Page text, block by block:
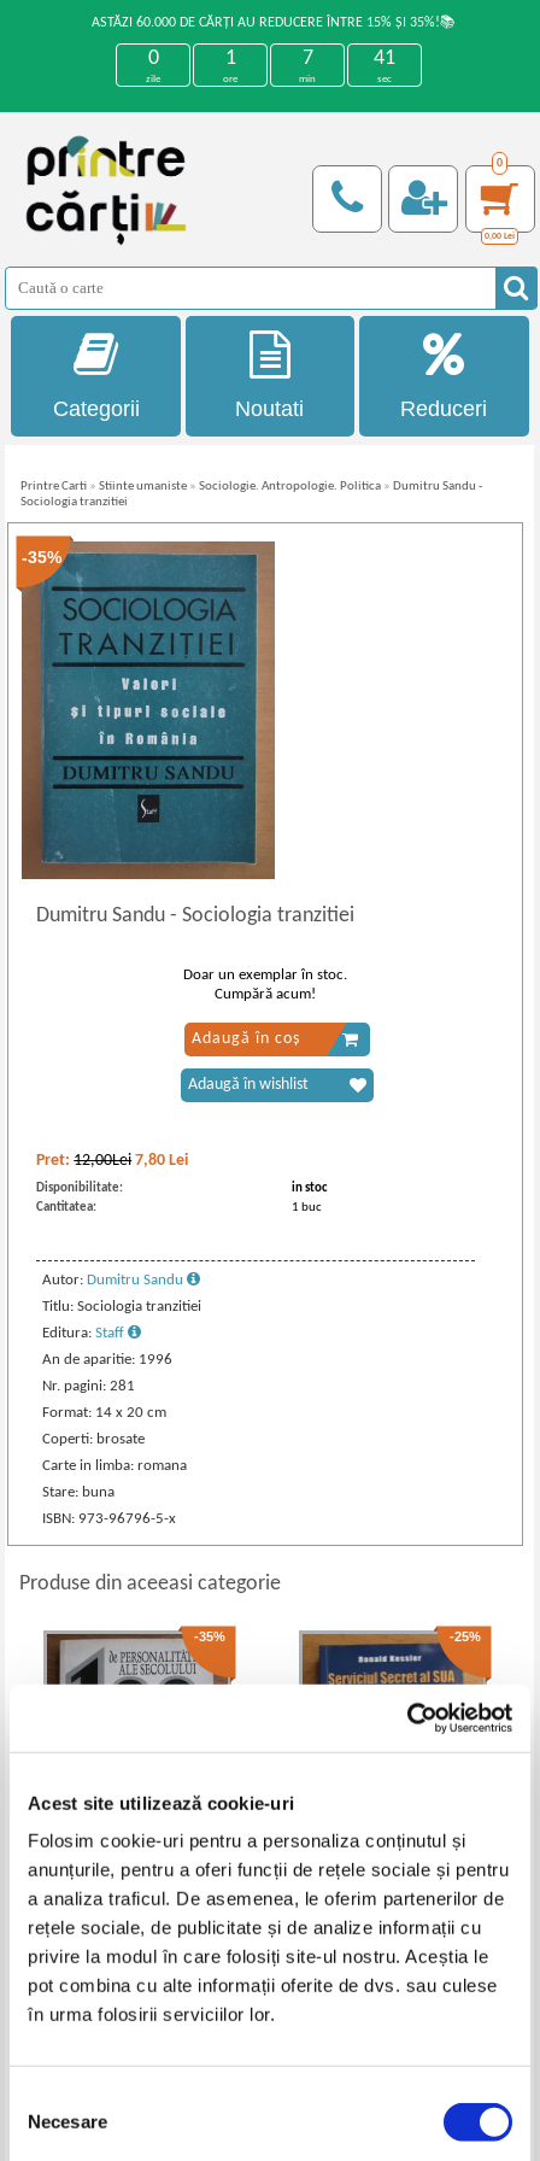
Acest site utilizează cookie-uri
Folosim cookie-uri pentru a personaliza conținutul și
anunțurile, pentru a oferi funcții de rețele sociale și pentru
a analiza traficul. De asemenea, le oferim partenerilor de
rețele sociale, de publicitate și de analize informații cu
privire la modul în care folosiți site-ul nostru. Aceștia le
pot combina cu alte informații oferite de dvs. sau culese
în urma folosirii serviciilor lor.
consimțământului
Necesare
ASTĂZI 60.000 DE CĂRȚI AU REDUCERE ÎNTRE 15% ȘI 35%!📚
0
zile
1
ore
7
min
41
sec
0
0,00 Lei
Categorii Noutati Reduceri
Printre Carti »Stiinte umaniste »Sociologie. Antropologie. Politica » Dumitru Sandu -
Sociologia tranzitiei
-35%
Dumitru Sandu- Sociologia tranzitiei
Pret:12,00Lei 7,80 Lei
Disponibilitate:
in stoc
Cantitatea:
1 buc
Autor:Dumitru Sandu
Titlu: Sociologia tranzitiei
Editura:Staff
An de aparitie: 1996
Nr. pagini: 281
Format: 14 x 20 cm
Coperti: brosate
Carte in limba: romana
Stare: buna
ISBN: 973-96796-5-x
Doar un exemplar în stoc.
Cumpără acum!
Adaugă în coș
Adaugă în wishlist
Produse din aceeasi categorie
-35%
B. Jordan, Alexander Lenz - 100
Politicieni
10,00Lei 6,50
Adaugă în coș
-25%
Ronald Kessler - Servicul secret
in SUA, in slujba presedintelui
Lei
Adaugă în coș